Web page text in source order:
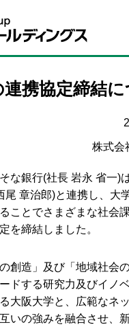
携協定締結
株式会
な銀行(社長 岩永 省一)
尾 章治郎)と連携し、大
ことでさまざまな社会
を締結しました。
創造」及び「地域社会
ドする研究力及びイノ
大阪大学と、広範なネ
いの強みを融合させ、